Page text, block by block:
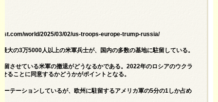
world/2025/03/02/us-troops-europe-trump-russia/
大の3万5000人以上の米軍兵士が、国内の多数の基地に駐留している。
させている米軍の撤退がどうなるかである。2022年のロシアのウクラ
ることに同意するかどうかがポイントとなる。
テーションしているが、欧州に駐留するアメリカ軍の5分の1しか占め